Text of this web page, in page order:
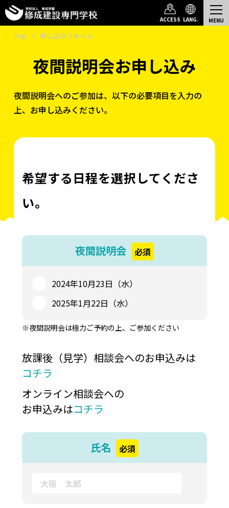
ACCESS LANG.
Top 申し込みフォーム
夜間説明会お申し込み
夜間説明会へのご参加は、以下の必要項目を入力の
上、お申し込みください。
希望する日程を選択してくださ
い。
夜間説明会 必須
2024年10月23日（水）
2025年1月22日（水）
※夜間説明会は極力ご予約の上、ご参加ください
放課後（見学）相談会へのお申込みは
コチラ
オンライン相談会への
お申込みはコチラ
氏名 必須